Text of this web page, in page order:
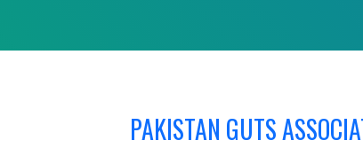
PAKISTAN GUTS